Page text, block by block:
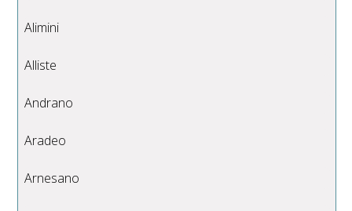
Alimini
Alliste
Andrano
Aradeo
Arnesano